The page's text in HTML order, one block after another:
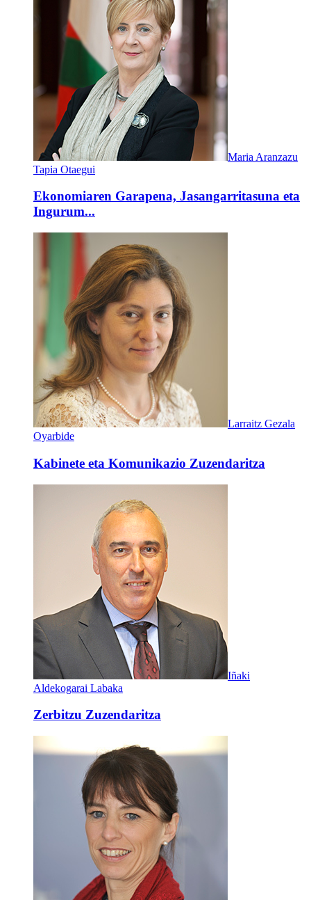
Maria Aranzazu
Tapia Otaegui
Ekonomiaren Garapena, Jasangarritasuna eta
Ingurum...
Larraitz Gezala
Oyarbide
Kabinete eta Komunikazio Zuzendaritza
Iñaki
Aldekogarai Labaka
Zerbitzu Zuzendaritza